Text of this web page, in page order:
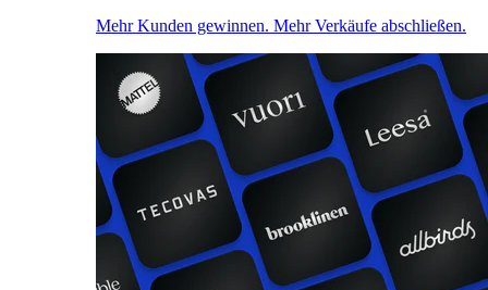
Mehr Kunden gewinnen. Mehr Verkäufe abschließen.